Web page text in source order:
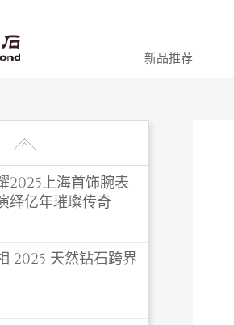
新品推荐
2025上海首饰腕表
绎亿年璀璨传奇
2025 天然钻石跨界